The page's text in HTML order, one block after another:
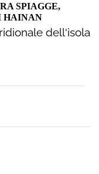
SPIAGGE,
HAINAN
dell'isola